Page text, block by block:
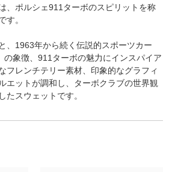
、ポルシェ911ターボのスピリットを称
す。
、1963年から続く伝説的スポーツカー
の象徴、911ターボの魅力にインスパイア
フレンチテリー素材、印象的なグラフィ
エットが調和し、ターボクラブの世界観
たスウェットです。